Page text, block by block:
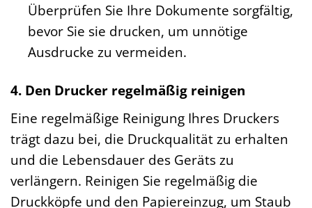
Überprüfen Sie Ihre Dokumente sorgfältig,
bevor Sie sie drucken, um unnötige
Ausdrucke zu vermeiden.
4. Den Drucker regelmäßig reinigen
Eine regelmäßige Reinigung Ihres Druckers
trägt dazu bei, die Druckqualität zu erhalten
und die Lebensdauer des Geräts zu
verlängern. Reinigen Sie regelmäßig die
Druckköpfe und den Papiereinzug, um Staub